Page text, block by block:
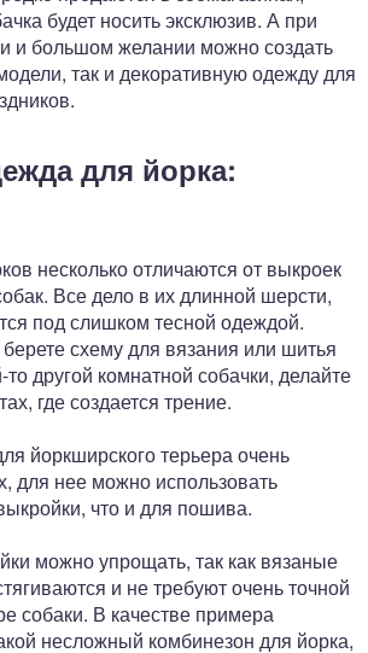
будет носить эксклюзив. А при
и большом желании можно создать
так и декоративную одежду для
для йорка:
несколько отличаются от выкроек
Все дело в их длинной шерсти,
под слишком тесной одеждой.
схему для вязания или шитья
другой комнатной собачки, делайте
где создается трение.
йоркширского терьера очень
для нее можно использовать
что и для пошива.
можно упрощать, так как вязаные
и не требуют очень точной
собаки. В качестве примера
несложный комбинезон для йорка,